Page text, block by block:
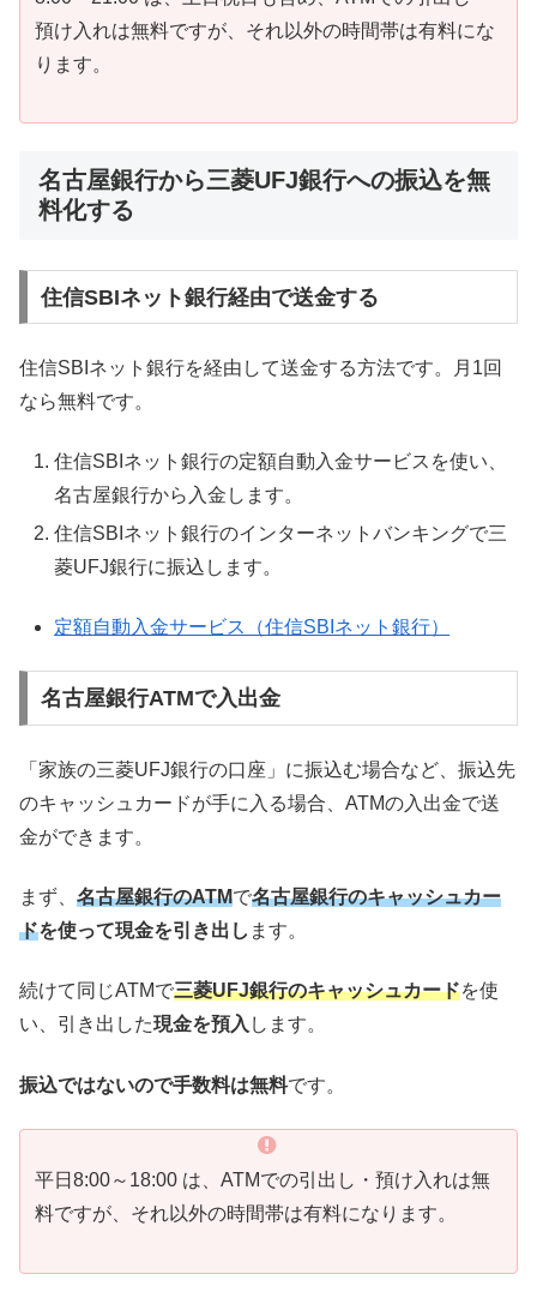
預け入れは無料ですが、それ以外の時間帯は有料にな
ります。
名古屋銀行から三菱UFJ銀行への振込を無
料化する
住信SBIネット銀行経由で送金する
住信SBIネット銀行を経由して送金する方法です。月1回
なら無料です。
住信SBIネット銀行の定額自動入金サービスを使い、
名古屋銀行から入金します。
住信SBIネット銀行のインターネットバンキングで三
菱UFJ銀行に振込します。
定額自動入金サービス（住信SBIネット銀行）
名古屋銀行ATMで入出金
「家族の三菱UFJ銀行の口座」に振込む場合など、振込先
のキャッシュカードが手に入る場合、ATMの入出金で送
金ができます。
まず、 名古屋銀行のATMで名古屋銀行のキャッシュカー
ドを使って現金を引き出し ます。
続けて同じATMで三菱UFJ銀行のキャッシュカードを使
い、引き出した現金を預入 します。
振込ではないので手数料は無料です。
平日8:00～18:00 は、ATMでの引出し・預け入れは無
料ですが、それ以外の時間帯は有料になります。